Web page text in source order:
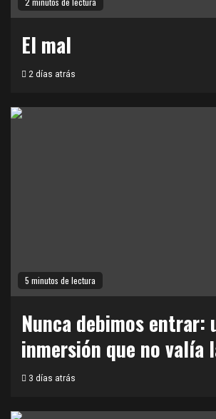
El mal
2 días atrás
5 minutos de lectura
Nunca debimos entrar:
inmersión que no valía
3 días atrás